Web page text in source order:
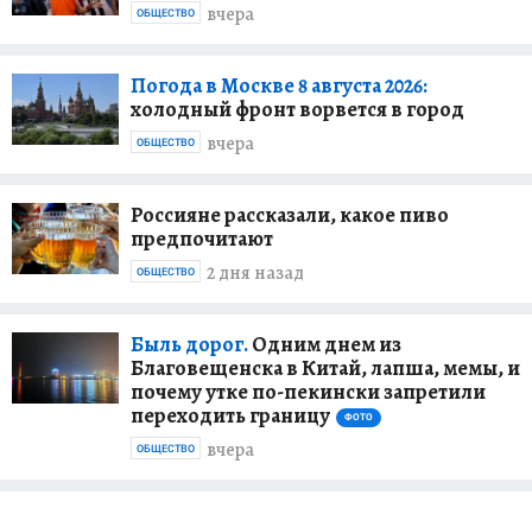
вчера
ОБЩЕСТВО
Погода в Москве 8 августа 2026:
холодный фронт ворвется в город
вчера
ОБЩЕСТВО
Россияне рассказали, какое пиво
предпочитают
2 дня назад
ОБЩЕСТВО
Быль дорог.Одним днем из
Благовещенска в Китай, лапша, мемы, и
почему утке по-пекински запретили
переходить границу
ФОТО
вчера
ОБЩЕСТВО